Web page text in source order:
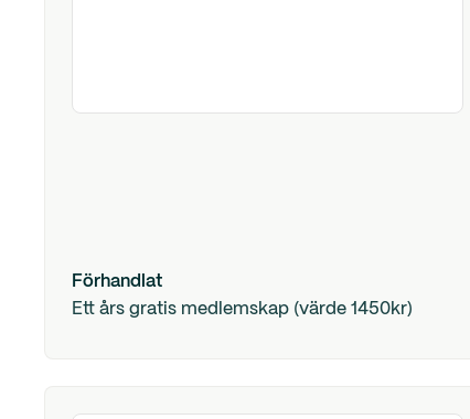
Förhandlat
Ett års gratis medlemskap (värde 1450kr)